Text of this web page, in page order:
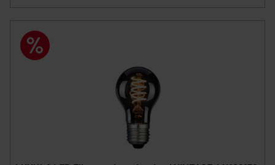
Europäischen Kommission sowie einer eigenen
Beurteilung der mit der Datenübermittlung,
insbesondere der Art der übermittelten Daten,
Datenschutzerklärung